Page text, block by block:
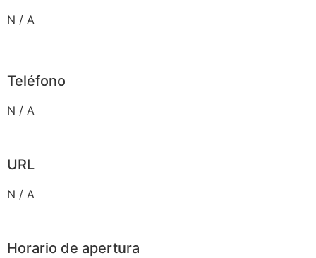
N / A
Teléfono
N / A
URL
N / A
Horario de apertura